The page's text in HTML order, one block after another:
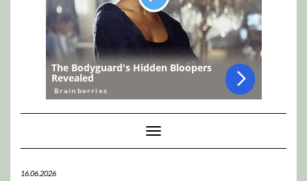
Toggle
Navigation
16.06.2026